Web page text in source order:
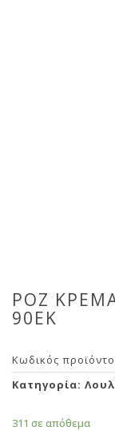
ΡΟΖ
90ΕΚ
Κωδικός
Κατηγορία:
311 σε απόθεμα